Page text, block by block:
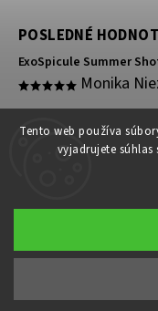
Tento web používa
vyjadrujete
POSLEDNÉ
ExoSpicule Summer
Monika
Copyright 2026
Grafický